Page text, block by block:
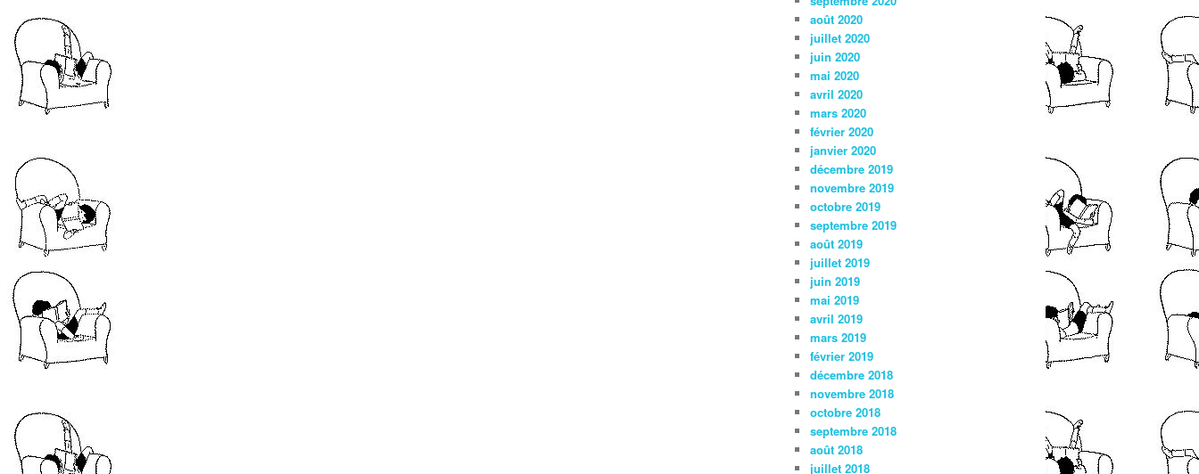
août 2020
juillet 2020
juin 2020
mai 2020
avril 2020
mars 2020
février 2020
janvier 2020
décembre 2019
novembre 2019
octobre 2019
septembre 2019
août 2019
juillet 2019
juin 2019
mai 2019
avril 2019
mars 2019
février 2019
décembre 2018
novembre 2018
octobre 2018
septembre 2018
août 2018
juillet 2018